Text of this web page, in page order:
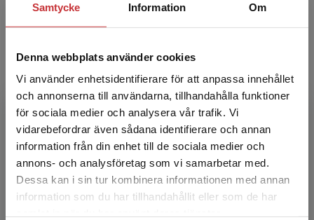
Samtycke Information Om
Denna webbplats använder cookies
Vi använder enhetsidentifierare för att anpassa innehållet
och annonserna till användarna, tillhandahålla funktioner
för sociala medier och analysera vår trafik. Vi
vidarebefordrar även sådana identifierare och annan
information från din enhet till de sociala medier och
annons- och analysföretag som vi samarbetar med.
Dessa kan i sin tur kombinera informationen med annan
information som du har tillhandahållit eller som de har
Begränsad fraktregion
Det verkar som att du besöker
Gunnar Berg är professor emeritus i pedagogik
pedagogik vid Uppsala universitet 1981 på
avhandlingen Skola...